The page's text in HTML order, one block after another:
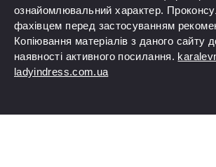
ознайомлювальний характер.
фахівцем перед застосуванням
Копіювання матеріалів з даного сайту
наявності активного посилання.
ladyindress.com.ua